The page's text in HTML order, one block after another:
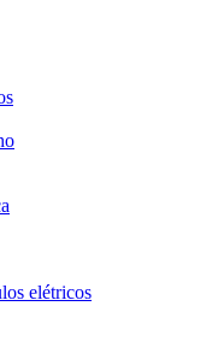
elétricos